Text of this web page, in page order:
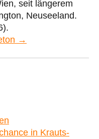
seit längerem
Neuseeland.
→
in Krauts-